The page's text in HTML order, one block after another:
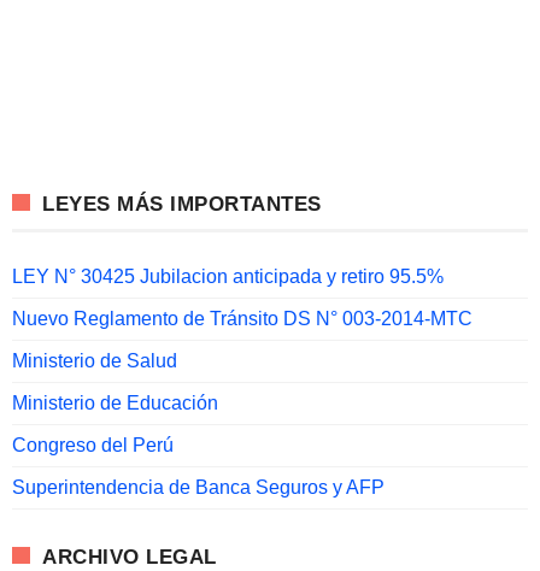
LEYES MÁS IMPORTANTES
LEY N° 30425 Jubilacion anticipada y retiro 95.5%
Nuevo Reglamento de Tránsito DS N° 003-2014-MTC
Ministerio de Salud
Ministerio de Educación
Congreso del Perú
Superintendencia de Banca Seguros y AFP
ARCHIVO LEGAL